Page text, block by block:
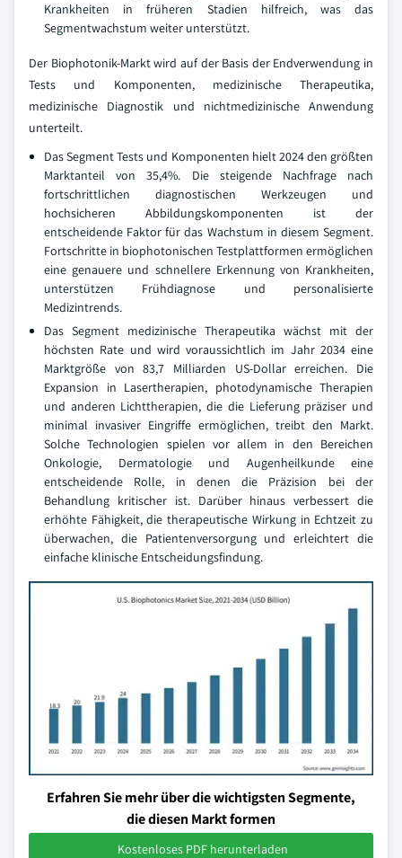
Krankheiten in früheren Stadien hilfreich, was das
Segmentwachstum weiter unterstützt.
Der Biophotonik-Markt wird auf der Basis der Endverwendung in
Tests und Komponenten, medizinische Therapeutika,
medizinische Diagnostik und nichtmedizinische Anwendung
unterteilt.
Das Segment Tests und Komponenten hielt 2024 den größten
Marktanteil von 35,4%. Die steigende Nachfrage nach
fortschrittlichen diagnostischen Werkzeugen und
hochsicheren Abbildungskomponenten ist der
entscheidende Faktor für das Wachstum in diesem Segment.
Fortschritte in biophotonischen Testplattformen ermöglichen
eine genauere und schnellere Erkennung von Krankheiten,
unterstützen Frühdiagnose und personalisierte
Medizintrends.
Das Segment medizinische Therapeutika wächst mit der
höchsten Rate und wird voraussichtlich im Jahr 2034 eine
Marktgröße von 83,7 Milliarden US-Dollar erreichen. Die
Expansion in Lasertherapien, photodynamische Therapien
und anderen Lichttherapien, die die Lieferung präziser und
minimal invasiver Eingriffe ermöglichen, treibt den Markt.
Solche Technologien spielen vor allem in den Bereichen
Onkologie, Dermatologie und Augenheilkunde eine
entscheidende Rolle, in denen die Präzision bei der
Behandlung kritischer ist. Darüber hinaus verbessert die
erhöhte Fähigkeit, die therapeutische Wirkung in Echtzeit zu
überwachen, die Patientenversorgung und erleichtert die
einfache klinische Entscheidungsfindung.
Erfahren Sie mehr über die wichtigsten Segmente,
die diesen Markt formen
Kostenloses PDF herunterladen